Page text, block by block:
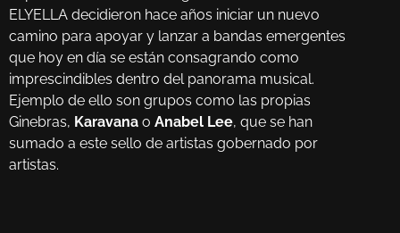
ELYELLA decidieron hace años iniciar un nuevo
camino para apoyar y lanzar a bandas emergentes
que hoy en día se están consagrando como
imprescindibles dentro del panorama musical.
Ejemplo de ello son grupos como las propias
Ginebras, Karavana o Anabel Lee, que se han
sumado a este sello de artistas gobernado por
artistas.